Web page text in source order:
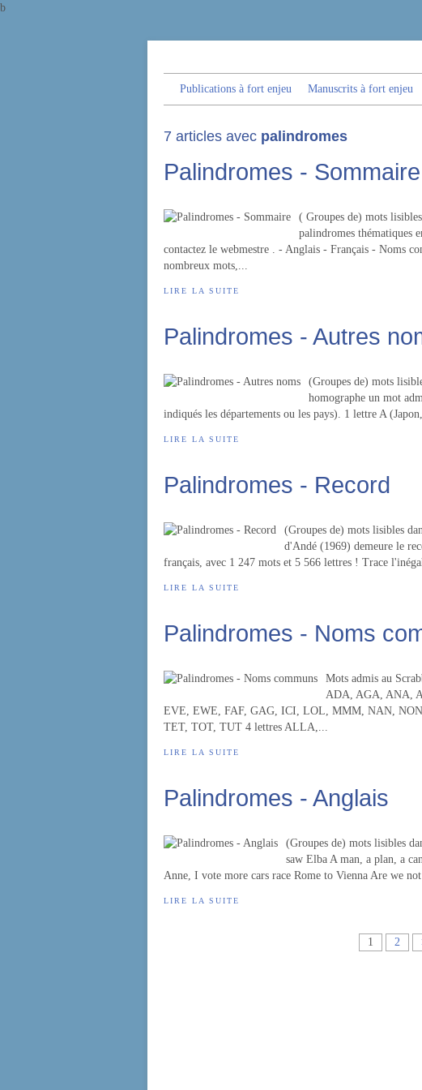
b
Publications à fort enjeu Manuscrits à fort enjeu
7 articles avec palindromes
Palindromes - Sommaire
( Groupes de) mots
palindromes thématiques
contactez le webmestre . - Anglais - Français - Noms
nombreux mots,...
LIRE LA SUITE
Palindromes - Autres
(Groupes de) mots
homographe un mot
indiqués les départements ou les pays). 1 lettre A
LIRE LA SUITE
Palindromes - Record
(Groupes de) mots lisibles
d'Andé (1969) demeure le
français, avec 1 247 mots et 5 566 lettres ! Trace
LIRE LA SUITE
Palindromes - Noms
Mots admis au
ADA, AGA, ANA,
EVE, EWE, FAF, GAG, ICI, LOL, MMM, NAN,
TET, TOT, TUT 4 lettres ALLA,...
LIRE LA SUITE
Palindromes - Anglais
(Groupes de) mots lisibles
saw Elba A man, a plan, a
Anne, I vote more cars race Rome to Vienna Are we
LIRE LA SUITE
1 2